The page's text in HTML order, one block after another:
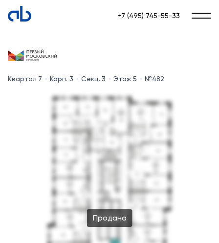
+7 (495) 745-55-33
Квартал 7 Корп. 3 Секц. 3 Этаж 5 №482
Продана